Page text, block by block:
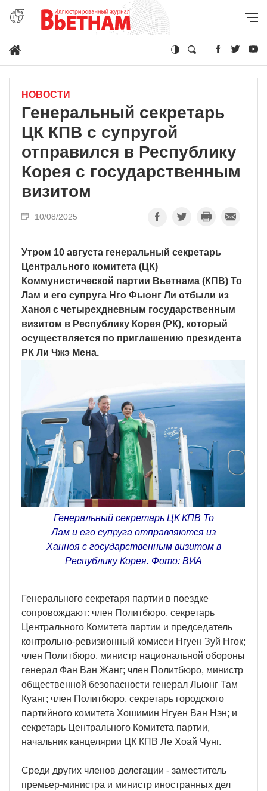
НОВОСТИ
Генеральный секретарь
ЦК КПВ с супругой
отправился в Республику
Корея с государственным
визитом
10/08/2025
Утром 10 августа генеральный секретарь
Центрального комитета (ЦК)
Коммунистической партии Вьетнама (КПВ) То
Лам и его супруга Нго Фыонг Ли отбыли из
Ханоя с четырехдневным государственным
визитом в Республику Корея (РК), который
осуществляется по приглашению президента
РК Ли Чжэ Мена.
Генеральный секретарь ЦК КПВ То
Лам и его супруга отправляются из
Ханноя с государственным визитом в
Республику Корея. Фото: ВИA
Генерального секретаря партии в поездке
сопровождают: член Политбюро, секретарь
Центрального Комитета партии и председатель
контрольно-ревизионный комисси Нгуен Зуй Нгок;
член Политбюро, министр национальной обороны
генерал Фан Ван Жанг; член Политбюро, министр
общественной безопасности генерал Лыонг Там
Куанг; член Политбюро, секретарь городского
партийного комитета Хошимин Нгуен Ван Нэн; и
секретарь Центрального Комитета партии,
начальник канцелярии ЦК КПВ Ле Хоай Чунг.
Среди других членов делегации - заместитель
премьер-министра и министр иностранных дел